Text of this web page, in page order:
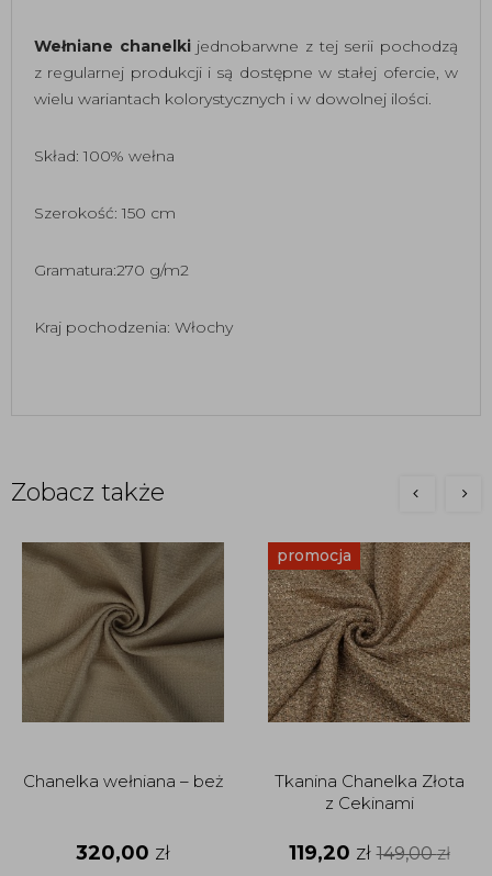
Wełniane chanelkijednobarwne z tej serii pochodzą
z regularnej produkcji i są dostępne w stałej ofercie, w
wielu wariantach kolorystycznych i w dowolnej ilości.
Skład: 100% wełna
Szerokość: 150 cm
Gramatura:270 g/m2
Kraj pochodzenia: Włochy
Zobacz także
Chanelka wełniana – beż
320,00 zł
promocja
Tkanina Chanelka Złota
z Cekinami
119,20 zł 149,00zł